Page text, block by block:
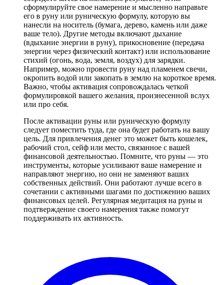
сформулируйте свое намерение и мысленно направьте
его в руну или руническую формулу, которую вы
нанесли на носитель (бумага, дерево, камень или даже
ваше тело). Другие методы включают дыхание
(вдыхание энергии в руну), прикосновение (передача
энергии через физический контакт) или использование
стихий (огонь, вода, земля, воздух) для зарядки.
Например, можно провести руну над пламенем свечи,
окропить водой или закопать в землю на короткое время.
Важно, чтобы активация сопровождалась четкой
формулировкой вашего желания, произнесенной вслух
или про себя.
После активации руны или руническую формулу
следует поместить туда, где она будет работать на вашу
цель. Для привлечения денег это может быть кошелек,
рабочий стол, сейф или место, связанное с вашей
финансовой деятельностью. Помните, что руны — это
инструменты, которые усиливают ваше намерение и
направляют энергию, но они не заменяют ваших
собственных действий. Они работают лучше всего в
сочетании с активными шагами по достижению ваших
финансовых целей. Регулярная медитация на руны и
подтверждение своего намерения также помогут
поддерживать их активность.